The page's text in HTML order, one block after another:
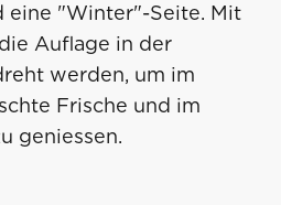
eine "Winter"-Seite. Mit
Auflage in der
werden, um im
Frische und im
geniessen.